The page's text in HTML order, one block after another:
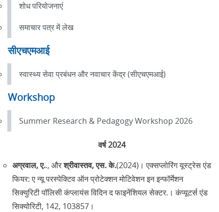
शोध परियोजनाएं
समाचार पत्र में लेख
सीएचएमआई
स्वास्थ्य सेवा प्रबंधन और नवाचार केंद्र (सीएचएमआई)
Workshop
Summer Research & Pedagogy Workshop 2026
वर्ष 2024
अग्रवाल, ए.., औरश्रीवास्तव, एस. के.(2024)। एक्सप्लोरिंग यूस्ट्रेस एंड
फियर: ए न्यू परस्पेक्टिव ऑन प्रोटेक्शन मोटिवेशन इन इन्फॉर्मेशन
सिक्युरिटी पॉलिसी कंप्लायंस विदिन द फाइनेंशियल सेक्टर.। कंप्यूटर्स एंड
सिक्योरिटी, 142, 103857।